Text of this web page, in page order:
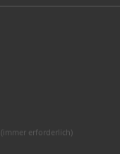
zurück
(immer erforderlich)